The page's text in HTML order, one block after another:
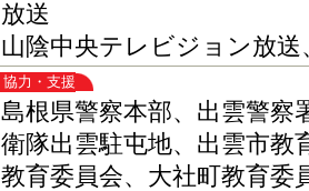
放送
山陰中央テレビジョン放
協力・支援
島根県警察本部、出雲警察
衛隊出雲駐屯地、出雲市教
教育委員会、大社町教育委